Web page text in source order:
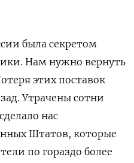
была секретом
​Нам нужно вернуть
этих поставок
Утрачены сотни
нас
Штатов, которые
по ‌гораздо более